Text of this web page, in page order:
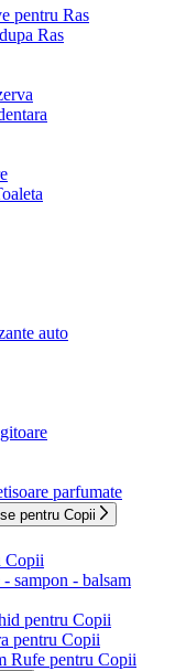
pentru Ras
Ras
auto
parfumate
pentru Copii
Copii
sampon - balsam
pentru Copii
pentru Copii
Rufe pentru Copii